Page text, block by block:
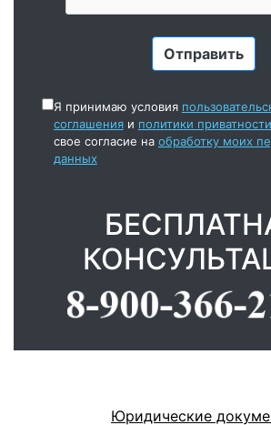
Я принимаю условия
соглашенияи политики приватности
свое согласие на обработку моих
данных
Юридические